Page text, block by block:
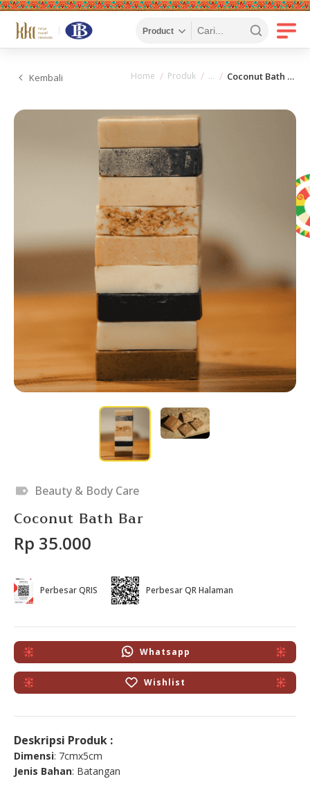
Kembali Home Produk Coconut Bath Bar
Beauty & Body Care
Coconut Bath Bar
Rp 35.000
Perbesar QRIS Perbesar QR Halaman
Whatsapp
Wishlist
Deskripsi Produk :
Dimensi: 7cmx5cm
Jenis Bahan: Batangan